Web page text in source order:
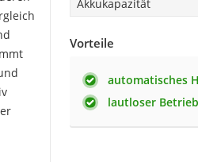
Akkukapazität
Vorteile
automatisches
lautloser Betrieb